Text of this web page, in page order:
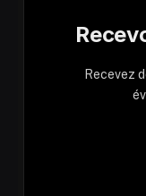
Recevez